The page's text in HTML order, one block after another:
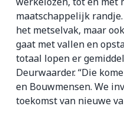
maatschappelijk
het metselvak, maar
gaat met vallen en
totaal lopen er
Deurwaarder. “Die
en Bouwmensen. We
toekomst van nieuwe